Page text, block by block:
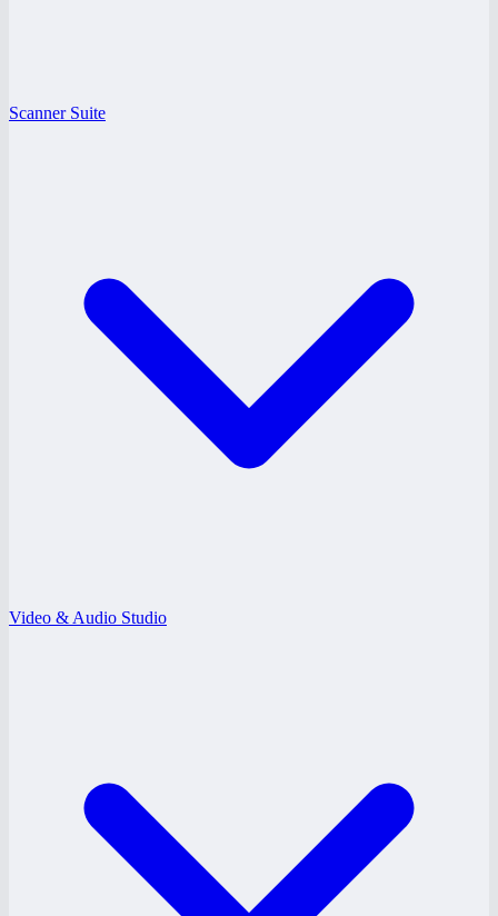
Scanner Suite
Video & Audio Studio